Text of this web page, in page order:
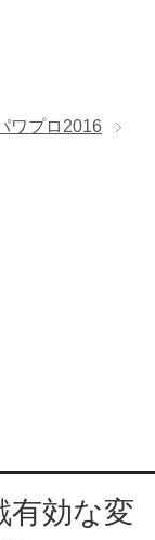
ワプロ2016
有効な変